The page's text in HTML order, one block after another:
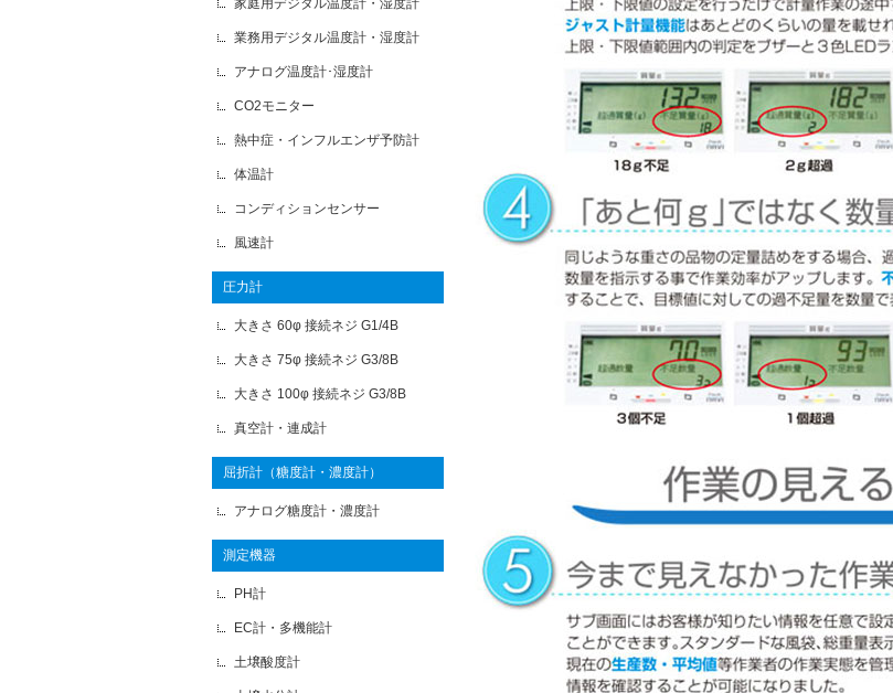
家庭用デジタル温度計・湿度計
業務用デジタル温度計・湿度計
アナログ温度計･湿度計
CO2モニター
熱中症・インフルエンザ予防計
体温計
コンディションセンサー
風速計
圧力計
大きさ 60φ 接続ネジ G1/4B
大きさ 75φ 接続ネジ G3/8B
大きさ 100φ 接続ネジ G3/8B
真空計・連成計
屈折計（糖度計・濃度計）
アナログ糖度計・濃度計
測定機器
PH計
EC計・多機能計
土壌酸度計